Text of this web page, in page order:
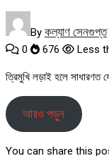
By কল্যাণ সেনগুপ্ত
0 676 Less
ত্রিমুখি লড়াই হলে সাধারণত
আরও পড়ুন
You can share this